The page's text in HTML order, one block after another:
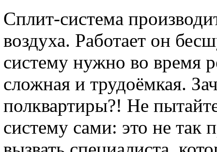
Сплит-система
воздуха. Работает он
систему нужно во время
сложная и трудоёмкая.
полквартиры?! Не
систему сами: это не так